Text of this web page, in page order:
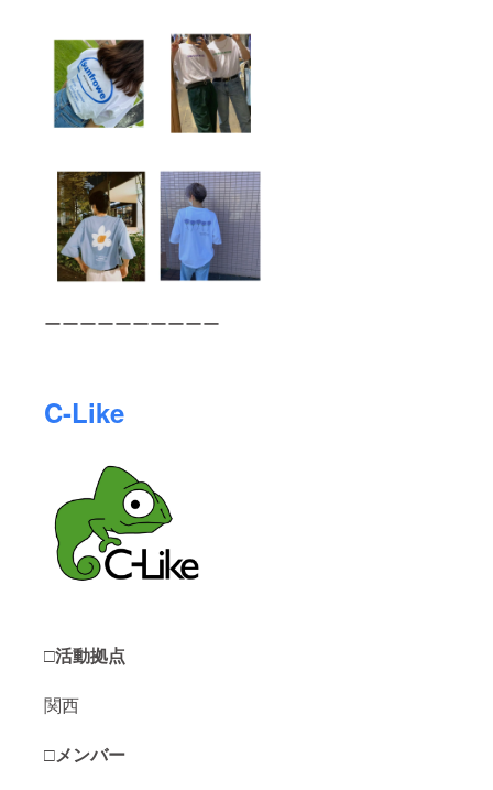
ーーーーーーーーーー
C-Like
□活動拠点
関西
□メンバー